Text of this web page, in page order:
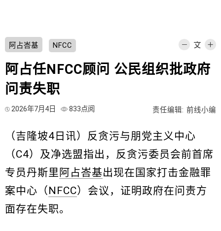
阿占峇基 NFCC
阿占任NFCC顾问 公民组织批政府
问责失职
2026年7月4日 833点阅 责任编辑: 前线小编
（吉隆坡4日讯）反贪污与朋党主义中心
（C4）及净选盟指出，反贪污委员会前首席
专员丹斯里 阿占峇基出现在国家打击金融罪
案中心（ NFCC）会议，证明政府在问责方
面存在失职。